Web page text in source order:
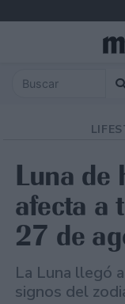
Luna de
afecta a
27 de
La Luna llegó
signos del